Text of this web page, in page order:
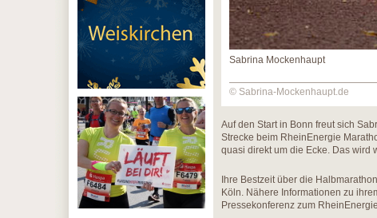
Sabrina Mockenhaupt
© Sabrina-Mockenhaupt.de
Auf den Start in Bonn freut sich
Strecke beim RheinEnergie
quasi direkt um die Ecke. Das wird
Ihre Bestzeit über die
Köln. Nähere Informationen zu
Pressekonferenz zum